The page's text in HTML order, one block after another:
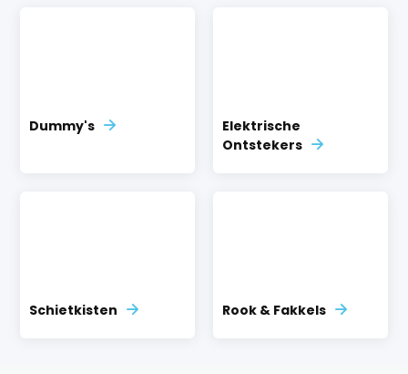
Dummy's
Elektrische
Ontstekers
Schietkisten Rook & Fakkels